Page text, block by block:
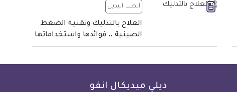
الطب البديل
العلاج بالتدليك وتقنية الضغط
الصينية .. فوائدها واستخداماتها
ديلي ميديكال انفو